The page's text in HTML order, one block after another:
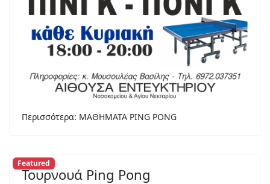
Περισσότερα: ΜΑΘΗΜΑΤΑ PING PONG
Featured
Τουρνουά Ping Pong